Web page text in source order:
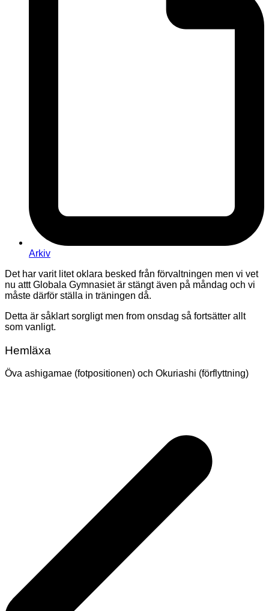
Arkiv
Det har varit litet oklara besked från förvaltningen men vi vet
nu attt Globala Gymnasiet är stängt även på måndag och vi
måste därför ställa in träningen då.
Detta är såklart sorgligt men from onsdag så fortsätter allt
som vanligt.
Hemläxa
Öva ashigamae (fotpositionen) och Okuriashi (förflyttning)